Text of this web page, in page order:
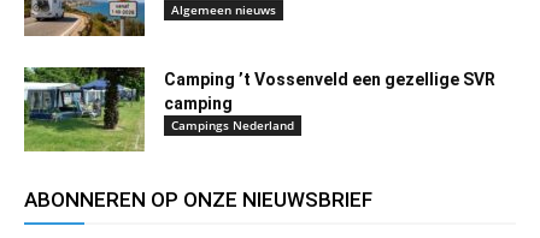
Algemeen nieuws
Camping ’t Vossenveld een gezellige SVR
camping
Campings Nederland
ABONNEREN OP ONZE NIEUWSBRIEF